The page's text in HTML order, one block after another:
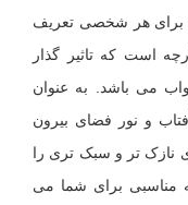
برای هر شخصی تعریف
است که تاثیر گذار
می باشد. به عنوان
و نور فضای بیرون
نازک تر و سبک تری را
مناسبی برای شما می